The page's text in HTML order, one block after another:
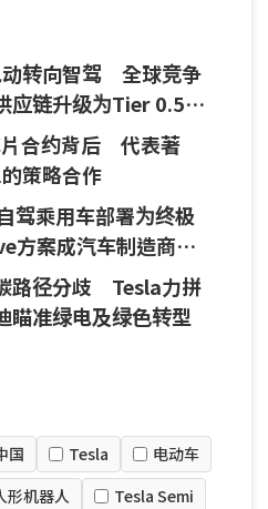
动转向智驾 全球竞争
链升级为Tier 0.5伙
合约背后 代表著
策略合作
驾乘用车部署为终极
案成汽车制造商主
路径分歧 Tesla力拼
瞄准绿电及绿色转型
国 Tesla
电动车
形机器人 Tesla Semi